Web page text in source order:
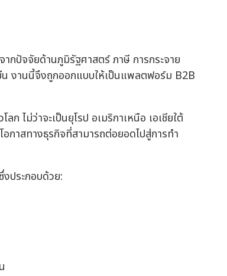
กปัจจัยด้านภูมิรัฐศาสตร์ ภาษี การกระจาย
น งานนี้จึงถูกออกแบบให้เป็นแพลตฟอร์ม B2B
ก ไม่ว่าจะเป็นยุโรป อเมริกาเหนือ เอเชียใต้
อกาสทางธุรกิจที่สามารถต่อยอดไปสู่การทำ
ประกอบด้วย: